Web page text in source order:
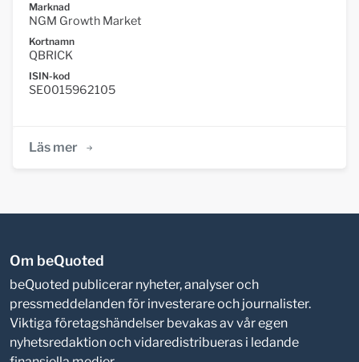
Marknad
NGM Growth Market
Kortnamn
QBRICK
ISIN-kod
SE0015962105
Läs mer
Om beQuoted
beQuoted publicerar nyheter, analyser och
pressmeddelanden för investerare och journalister.
Viktiga företagshändelser bevakas av vår egen
nyhetsredaktion och vidaredistribueras i ledande